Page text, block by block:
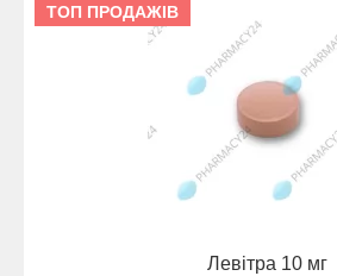
ТОП ПРОДАЖІВ
Левітра 10 мг